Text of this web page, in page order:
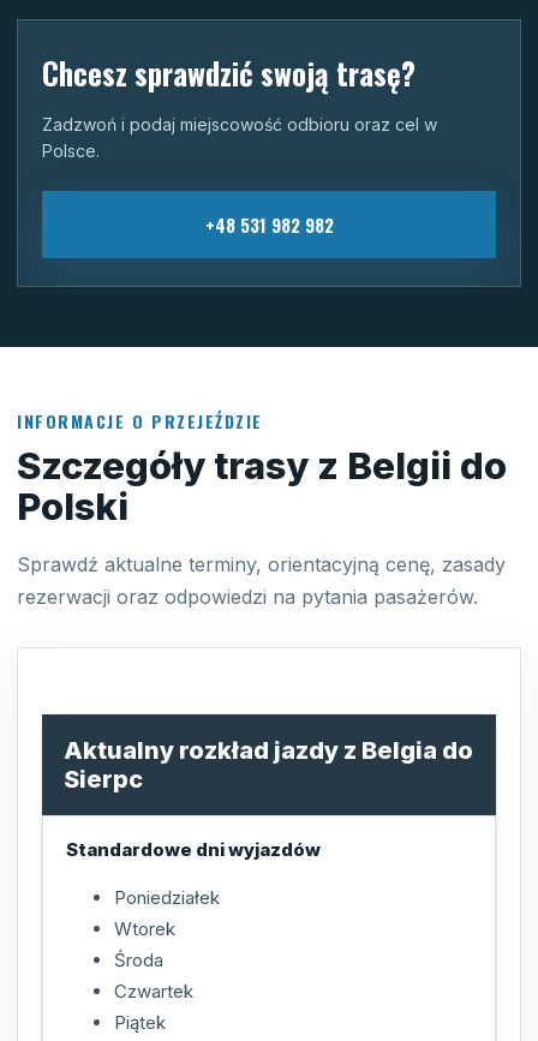
Chcesz sprawdzić swoją trasę?
Zadzwoń i podaj miejscowość odbioru oraz cel w
Polsce.
+48 531 982 982
INFORMACJE O PRZEJEŹDZIE
Szczegóły trasy z Belgii do
Polski
Sprawdź aktualne terminy, orientacyjną cenę, zasady
rezerwacji oraz odpowiedzi na pytania pasażerów.
Aktualny rozkład jazdy z Belgia do
Sierpc
Standardowe dni wyjazdów
Poniedziałek
Wtorek
Środa
Czwartek
Piątek